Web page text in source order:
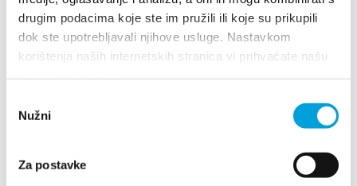
drugim podacima koje ste im pružili ili koje su prikupili
dok ste upotrebljavali njihove usluge. Nastavkom
korištenja naših internetskih stranica vi prihvaćate našu
pristanka
Nužni
Za postavke
Ana Brnas
A.B. Šimića 11, 21214 Kaštel Gomilica